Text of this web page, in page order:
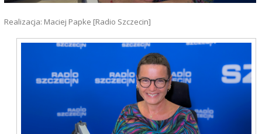
Realizacja: Maciej Papke [Radio Szczecin]